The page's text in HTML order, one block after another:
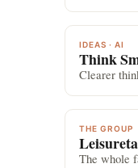
IDEAS · AI
Think
Clearer
THE GROUP
The whole